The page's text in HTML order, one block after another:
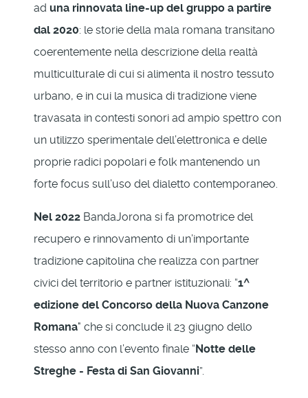
ad una rinnovata line-up del gruppo a partire
dal 2020: le storie della mala romana transitano
coerentemente nella descrizione della realtà
multiculturale di cui si alimenta il nostro tessuto
urbano, e in cui la musica di tradizione viene
travasata in contesti sonori ad ampio spettro con
un utilizzo sperimentale dell’elettronica e delle
proprie radici popolari e folk mantenendo un
forte focus sull’uso del dialetto contemporaneo.
Nel 2022 BandaJorona si fa promotrice del
recupero e rinnovamento di un’importante
tradizione capitolina che realizza con partner
civici del territorio e partner istituzionali: “1^
edizione del Concorso della Nuova Canzone
Romana" che si conclude il 23 giugno dello
stesso anno con l’evento finale “Notte delle
Streghe - Festa di San Giovanni”.